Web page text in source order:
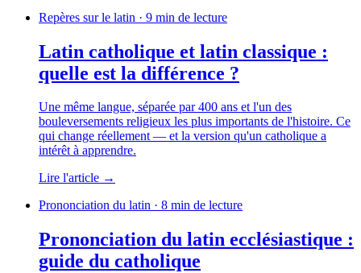
Repères sur le latin · 9 min de lecture
Latin catholique et latin classique :
quelle est la différence ?
Une même langue, séparée par 400 ans et l'un des
bouleversements religieux les plus importants de l'histoire. Ce
qui change réellement — et la version qu'un catholique a
intérêt à apprendre.
Lire l'article →
Prononciation du latin · 8 min de lecture
Prononciation du latin ecclésiastique :
guide du catholique